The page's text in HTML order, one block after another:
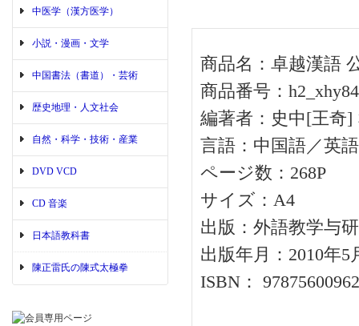
中医学（漢方医学）
小説・漫画・文学
中国書法（書道）・芸術
歴史地理・人文社会
自然・科学・技術・産業
DVD VCD
CD 音楽
日本語教科書
陳正雷氏の陳式太極拳
商品名：卓越漢語
商品番号：
編著者：史中[王奇]
言語：中国語／英語
ページ数：268P
サイズ：A4
出版：外語教学与
出版年月：2010年5
ISBN：